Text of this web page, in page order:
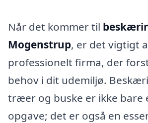
Når det kommer til
Mogenstrup, er det vigtigt
professionelt firma, der
behov i dit udemiljø.
træer og buske er ikke bare
opgave; det er også en